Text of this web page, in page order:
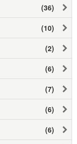
(36)
(10)
(2)
(6)
(7)
(6)
(6)